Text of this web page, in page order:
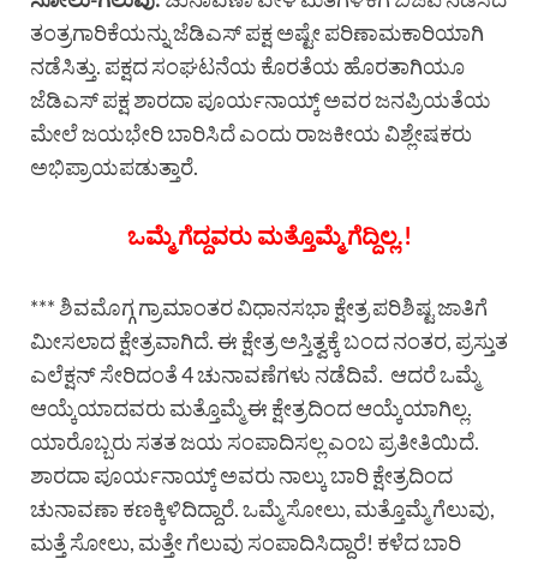
ತಂತ್ರಗಾರಿಕೆಯನ್ನು ಜೆಡಿಎಸ್ ಪಕ್ಷ ಅಷ್ಟೇ ಪರಿಣಾಮಕಾರಿಯಾಗಿ
ನಡೆಸಿತ್ತು. ಪಕ್ಷದ ಸಂಘಟನೆಯ ಕೊರತೆಯ ಹೊರತಾಗಿಯೂ
ಜೆಡಿಎಸ್ ಪಕ್ಷ ಶಾರದಾ ಪೂರ್ಯನಾಯ್ಕ್ ಅವರ ಜನಪ್ರಿಯತೆಯ
ಮೇಲೆ ಜಯಭೇರಿ ಬಾರಿಸಿದೆ ಎಂದು ರಾಜಕೀಯ ವಿಶ್ಲೇಷಕರು
ಅಭಿಪ್ರಾಯಪಡುತ್ತಾರೆ.
ಒಮ್ಮೆ ಗೆದ್ದವರು ಮತ್ತೊಮ್ಮೆ ಗೆದ್ದಿಲ್ಲ.!
*** ಶಿವಮೊಗ್ಗ ಗ್ರಾಮಾಂತರ ವಿಧಾನಸಭಾ ಕ್ಷೇತ್ರ ಪರಿಶಿಷ್ಟ ಜಾತಿಗೆ
ಮೀಸಲಾದ ಕ್ಷೇತ್ರವಾಗಿದೆ. ಈ ಕ್ಷೇತ್ರ ಅಸ್ತಿತ್ವಕ್ಕೆ ಬಂದ ನಂತರ, ಪ್ರಸ್ತುತ
ಎಲೆಕ್ಷನ್ ಸೇರಿದಂತೆ 4 ಚುನಾವಣೆಗಳು ನಡೆದಿವೆ. ಆದರೆ ಒಮ್ಮೆ
ಆಯ್ಕೆಯಾದವರು ಮತ್ತೊಮ್ಮೆ ಈ ಕ್ಷೇತ್ರದಿಂದ ಆಯ್ಕೆಯಾಗಿಲ್ಲ.
ಯಾರೊಬ್ಬರು ಸತತ ಜಯ ಸಂಪಾದಿಸಲ್ಲ ಎಂಬ ಪ್ರತೀತಿಯಿದೆ.
ಶಾರದಾ ಪೂರ್ಯನಾಯ್ಕ್ ಅವರು ನಾಲ್ಕು ಬಾರಿ ಕ್ಷೇತ್ರದಿಂದ
ಚುನಾವಣಾ ಕಣಕ್ಕಿಳಿದಿದ್ದಾರೆ. ಒಮ್ಮೆ ಸೋಲು, ಮತ್ತೊಮ್ಮೆ ಗೆಲುವು,
ಮತ್ತೆ ಸೋಲು, ಮತ್ತೇ ಗೆಲುವು ಸಂಪಾದಿಸಿದ್ದಾರೆ! ಕಳೆದ ಬಾರಿ